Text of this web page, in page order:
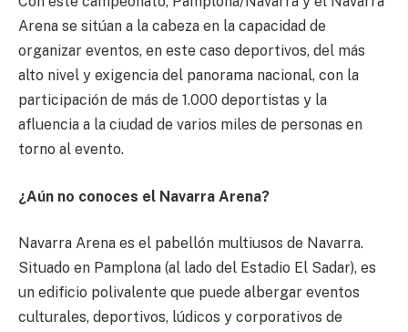
Arena se sitúan a la cabeza en la capacidad de
organizar eventos, en este caso deportivos, del más
alto nivel y exigencia del panorama nacional, con la
participación de más de 1.000 deportistas y la
afluencia a la ciudad de varios miles de personas en
torno al evento.
¿Aún no conoces el Navarra Arena?
Navarra Arena es el pabellón multiusos de Navarra.
Situado en Pamplona (al lado del Estadio El Sadar), es
un edificio polivalente que puede albergar eventos
culturales, deportivos, lúdicos y corporativos de